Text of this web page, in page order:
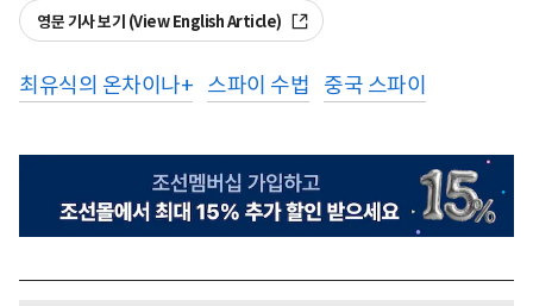
영문 기사 보기 (View English Article)
최유식의 온차이나+ 스파이 수법 중국 스파이